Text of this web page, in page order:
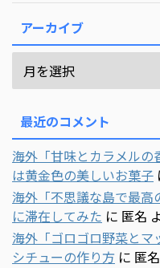
アーカイブ
最近のコメント
海外「甘味とカラメル
は黄金色の美しいお菓子
海外「不思議な島で最
に滞在してみた に 匿名
海外「ゴロゴロ野菜と
シチューの作り方 に 匿名